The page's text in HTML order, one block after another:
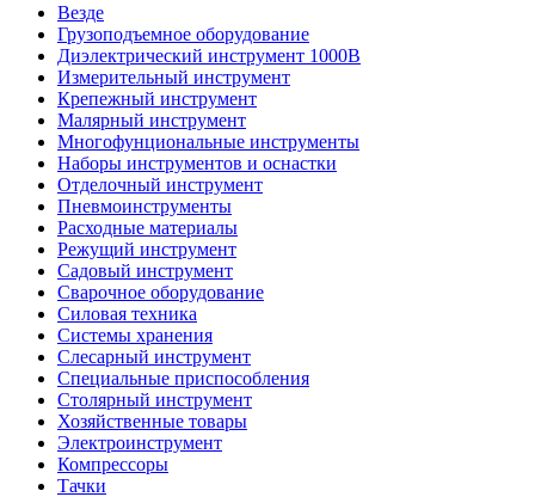
Везде
Грузоподъемное оборудование
Диэлектрический инструмент 1000В
Измерительный инструмент
Крепежный инструмент
Малярный инструмент
Многофунциональные инструменты
Наборы инструментов и оснастки
Отделочный инструмент
Пневмоинструменты
Расходные материалы
Режущий инструмент
Садовый инструмент
Сварочное оборудование
Силовая техника
Системы хранения
Слесарный инструмент
Специальные приспособления
Столярный инструмент
Хозяйственные товары
Электроинструмент
Компрессоры
Тачки